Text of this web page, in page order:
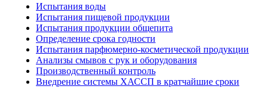
Испытания воды
Испытания пищевой продукции
Испытания продукции общепита
Определение срока годности
Испытания парфюмерно-косметической продукции
Анализы смывов с рук и оборудования
Производственный контроль
Внедрение системы ХАССП в кратчайшие сроки